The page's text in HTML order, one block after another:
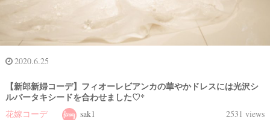
2020.6.25
【新郎新婦コーデ】フィオーレビアンカの華やかドレスには光沢シ
ルバータキシードを合わせました♡*
花嫁コーデ sak1 2531 views